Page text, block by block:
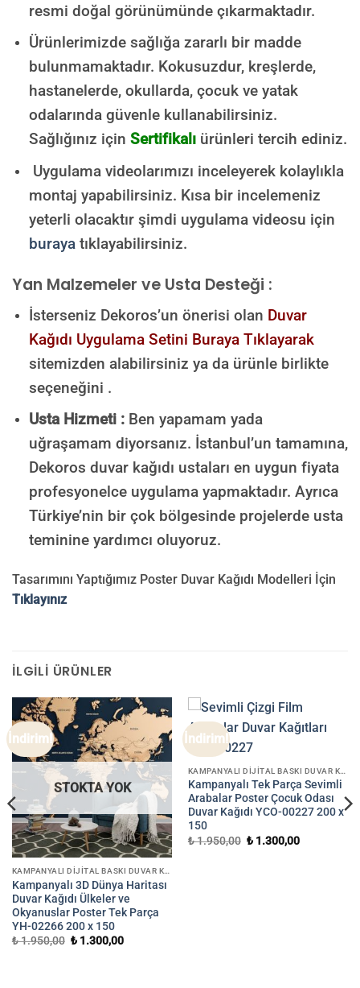
resmi doğal görünümünde çıkarmaktadır.
Ürünlerimizde sağlığa zararlı bir madde
bulunmamaktadır. Kokusuzdur, kreşlerde,
hastanelerde, okullarda, çocuk ve yatak
odalarında güvenle kullanabilirsiniz.
Sağlığınız için Sertifikalıürünleri tercih ediniz.
Uygulama videolarımızı inceleyerek kolaylıkla
montaj yapabilirsiniz. Kısa bir incelemeniz
yeterli olacaktır şimdi uygulama videosu için
burayatıklayabilirsiniz.
Yan Malzemeler ve Usta Desteği :
İsterseniz Dekoros’un önerisi olan Duvar
Kağıdı Uygulama Setini Buraya Tıklayarak
sitemizden alabilirsiniz ya da ürünle birlikte
seçeneğini .
Usta Hizmeti :Ben yapamam yada
uğraşamam diyorsanız. İstanbul’un tamamına,
Dekoros duvar kağıdı ustaları en uygun fiyata
profesyonelce uygulama yapmaktadır. Ayrıca
Türkiye’nin bir çok bölgesinde projelerde usta
teminine yardımcı oluyoruz.
Tasarımını Yaptığımız Poster Duvar Kağıdı Modelleri İçin
Tıklayınız
İLGILI ÜRÜNLER
İndirim!
STOKTA YOK
KAMPANYALI DIJITAL BASKI DUVAR KAĞIDI
Kampanyalı 3D Dünya Haritası
Duvar Kağıdı Ülkeler ve
Okyanuslar Poster Tek Parça
YH-02266 200 x 150
₺1.950,00 Orijinal
₺1.300,00Şu
İndirim!
KAMPANYALI DIJITAL BASKI DUVAR KAĞIDI
Kampanyalı Tek Parça Sevimli
Arabalar Poster Çocuk Odası
Duvar Kağıdı YCO-00227 200 x
150
₺1.950,00 Orijinal
₺1.300,00Şu